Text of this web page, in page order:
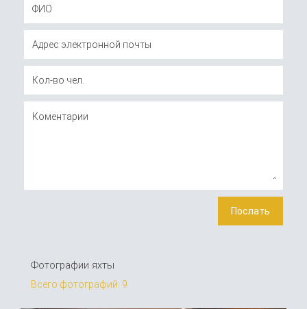
Фотографии яхты
Всего фотографий: 9